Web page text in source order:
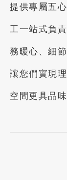
提供專屬五
工一站式負
務暖心、細
讓您們實現
空間更具品